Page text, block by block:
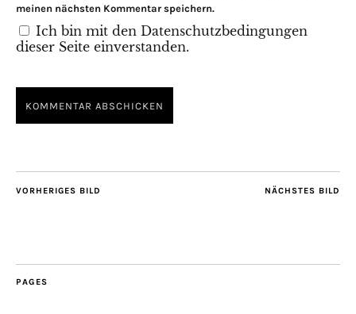
meinen nächsten Kommentar speichern.
Ich bin mit den Datenschutzbedingungen
dieser Seite einverstanden.
NÄCHSTES BILD
VORHERIGES BILD
PAGES